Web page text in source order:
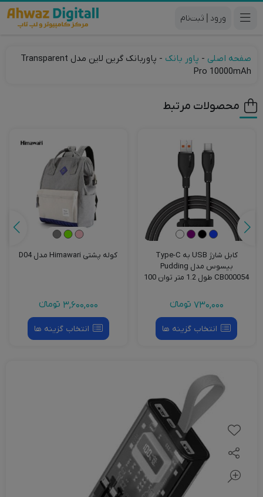
|
صفحه اصلی - پاور بانک -
پاوربانک گرین لاین مدل Transparent
Pro 10000mAh
محصولات مرتبط
کابل شارژ USB به Type-C
بیسوس مدل Pudding
CB000054 طول 1.2 متر توان 100
730,000 تومانءء
انتخاب گزینه ها
کوله پشتی Himawari مدل D04
3,600,000 تومانءء
انتخاب گزینه ها